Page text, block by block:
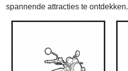
spannende attracties te ontdekken.